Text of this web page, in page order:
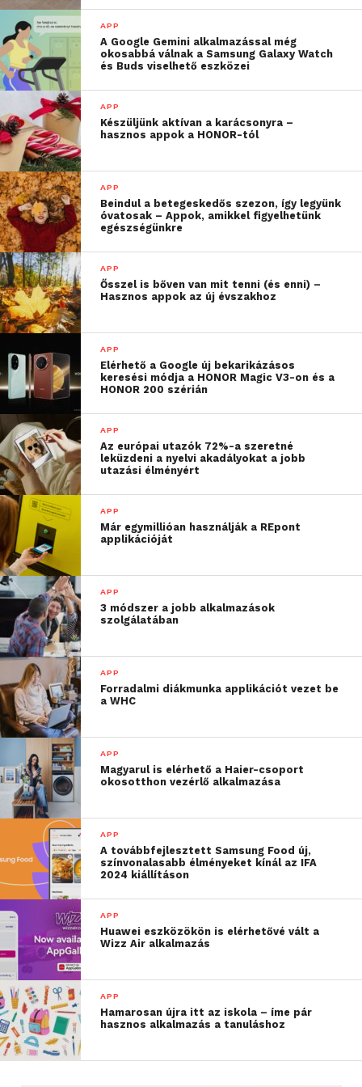
kkv-k körében továbbra is a Facebook a
legnépszerűbb marketingplatform, amelyet a
megkérdezett vállalkozások 78 százaléka használ
marketingcélokra. A második helyen stabilan a saját
honlap áll, míg az Instagram egy helyet javítva a
harmadik helyre lépett elő.
A TikTok látványos növekedése mellett a kutatás
legfontosabb tanulsága, hogy a mesterséges
intelligencia (MI) példátlan ütemben hódítja meg a
magyar kkv-kat. Az MI négy helyet javítva az ötödik
legnépszerűbb marketingeszközzé lépett elő,
megelőzve még a Google-t is.
A legnépszerűbb kkv
marketingeszközök 2024-ben:
2.Honlap
3.Instagram ↑1
4.Ajánlás ↑3
5.Mesterséges intelligencia ↑4
6.Google ↓3
7.Hírlevél ↓1
8.Ajánlat ↓3
9.Keresőoptimalizálás ↓
10.TikTok ↑3
Az MI előretörése új alapokra
helyezi a kkv-k marketingjét
Az MI jelenleg a legnagyobb trend a marketing
világában. Nemcsak a hatékonyságot növeli, hanem
olyan lehetőségeket nyit meg a kkv-k számára,
amelyek korábban elérhetetlenek voltak. A
szövegírástól a tartalomgeneráláson át az
ügyfélkapcsolatok automatizálásáig az MI segít időt
és pénzt spórolni, miközben növeli a
versenyképességet.
Wolf Gábor szerint nemcsak a több lábon álló
marketingre, hanem az új eszközök gyors
adaptációjára is érdemes hangsúlyt helyezni, például
a mesterséges intelligencia alkalmazására. Az MI
látványos térnyerése új távlatokat nyit a
marketingben, és azok a vállalkozások, amelyek
időben elkezdik használni, komoly előnyt
szerezhetnek egy kiszámíthatatlan piaci
környezetben.
További friss híreket talál a Technokrata
főoldalán!
Csatlakozzon hozzánk aFacebookonis!
APP
A Google Gemini alkalmazással még
okosabbá válnak a Samsung Galaxy Watch
és Buds viselhető eszközei
APP
Készüljünk aktívan a karácsonyra –
hasznos appok a HONOR-tól
APP
Beindul a betegeskedős szezon, így legyünk
óvatosak – Appok, amikkel figyelhetünk
egészségünkre
APP
Ősszel is bőven van mit tenni (és enni) –
Hasznos appok az új évszakhoz
APP
Elérhető a Google új bekarikázásos
keresési módja a HONOR Magic V3-on és a
HONOR 200 szérián
APP
Az európai utazók 72%-a szeretné
leküzdeni a nyelvi akadályokat a jobb
utazási élményért
APP
Már egymillióan használják a REpont
applikációját
APP
3 módszer a jobb alkalmazások
szolgálatában
APP
Forradalmi diákmunka applikációt vezet be
a WHC
APP
Magyarul is elérhető a Haier-csoport
okosotthon vezérlő alkalmazása
APP
A továbbfejlesztett Samsung Food új,
színvonalasabb élményeket kínál az IFA
2024 kiállításon
APP
Huawei eszközökön is elérhetővé vált a
Wizz Air alkalmazás
APP
Hamarosan újra itt az iskola – íme pár
hasznos alkalmazás a tanuláshoz